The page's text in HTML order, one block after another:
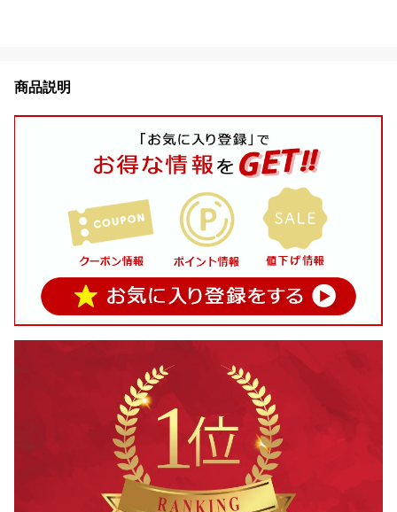
商品説明